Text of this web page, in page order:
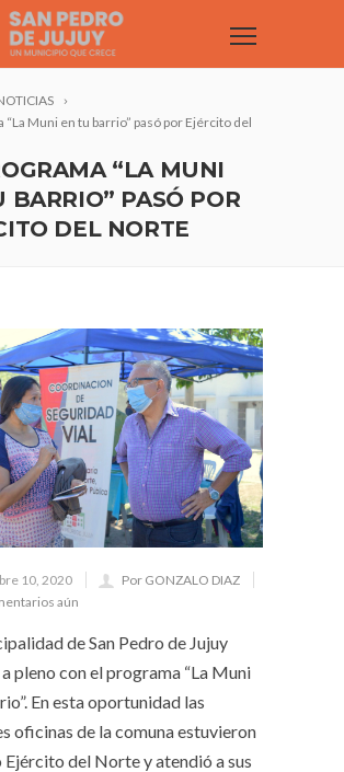
“La Muni en tu barrio” pasó por Ejército del
“LA MUNI
BARRIO” PASÓ POR
DEL NORTE
10, 2020
Por GONZALO DIAZ
aún
de San Pedro de Jujuy
pleno con el programa “La Muni
En esta oportunidad las
oficinas de la comuna estuvieron
Ejército del Norte y atendió a sus